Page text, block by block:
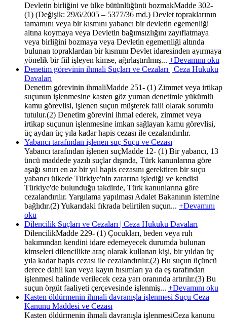
Devletin birliğini ve ülke bütünlüğünü bozmakMadde 302-
(1) (Değişik: 29/6/2005 – 5377/36 md.) Devlet topraklarının
tamamını veya bir kısmını yabancı bir devletin egemenliği
altına koymaya veya Devletin bağımsızlığını zayıflatmaya
veya birliğini bozmaya veya Devletin egemenliği altında
bulunan topraklardan bir kısmını Devlet idaresinden ayırmaya
yönelik bir fiil işleyen kimse, ağırlaştırılmış... +Devamını oku
Denetim görevinin ihmali Suçları ve Cezaları | Ceza Hukuku
Davaları
Denetim görevinin ihmaliMadde 251- (1) Zimmet veya irtikap
suçunun işlenmesine kasten göz yuman denetimle yükümlü
kamu görevlisi, işlenen suçun müşterek faili olarak sorumlu
tutulur.(2) Denetim görevini ihmal ederek, zimmet veya
irtikap suçunun işlenmesine imkan sağlayan kamu görevlisi,
üç aydan üç yıla kadar hapis cezası ile cezalandırılır.
Yabancı tarafından işlenen suç Suçu ve Cezası
Yabancı tarafından işlenen suçMadde 12- (1) Bir yabancı, 13
üncü maddede yazılı suçlar dışında, Türk kanunlarına göre
aşağı sınırı en az bir yıl hapis cezasını gerektiren bir suçu
yabancı ülkede Türkiye'nin zararına işlediği ve kendisi
Türkiye'de bulunduğu takdirde, Türk kanunlarına göre
cezalandırılır. Yargılama yapılması Adalet Bakanının istemine
bağlıdır.(2) Yukarıdaki fıkrada belirtilen suçun... +Devamını
oku
Dilencilik Suçları ve Cezaları | Ceza Hukuku Davaları
DilencilikMadde 229- (1) Çocukları, beden veya ruh
bakımından kendini idare edemeyecek durumda bulunan
kimseleri dilencilikte araç olarak kullanan kişi, bir yıldan üç
yıla kadar hapis cezası ile cezalandırılır.(2) Bu suçun üçüncü
derece dahil kan veya kayın hısımları ya da eş tarafından
işlenmesi halinde verilecek ceza yarı oranında artırılır.(3) Bu
suçun örgüt faaliyeti çerçevesinde işlenmiş... +Devamını oku
Kasten öldürmenin ihmali davranışla işlenmesi Suçu Ceza
Kanunu Maddesi ve Cezası
Kasten öldürmenin ihmali davranışla işlenmesiCeza kanunu